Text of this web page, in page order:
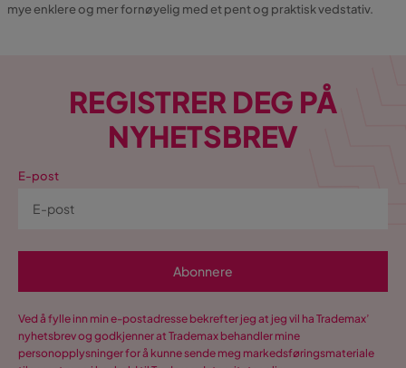
mye enklere og mer fornøyelig med et pent og praktisk vedstativ.
REGISTRER DEG PÅ
NYHETSBREV
E-post
Abonnere
Ved å fylle inn min e-postadresse bekrefter jeg at jeg vil ha Trademax’
nyhetsbrev og godkjenner at Trademax behandler mine
personopplysninger for å kunne sende meg markedsføringsmateriale